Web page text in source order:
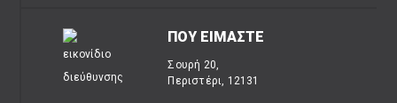
ΠΟΥ ΕΙΜΑΣΤΕ
Σουρή 20,
Περιστέρι, 12131